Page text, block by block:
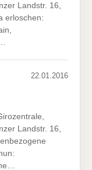
Landstr. 16,
erloschen:
22.01.2016
Landstr. 16,